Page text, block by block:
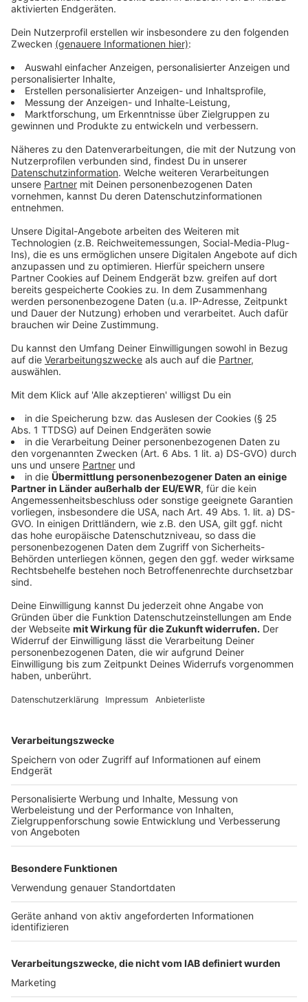
mit anderen teilen. Zu finden sind die Kanäle in der App
unter dem Reiter "Aktuelles". Die Beiträge werden
nach 30 Tagen gelöscht.
Anzeige
So findet ihr uns:
Anzeige
Im Bereich "Aktuelles" können WhatsApp-Nutzerinnen
und Nutzer Kanäle abonnieren. Radio Leverkusen ist
dort über die Kanal-Suche auffindbar. Um Push-
Mitteilungen zu erhalten, muss die Glocke oben rechts
aktiviert werden.
Oder abonniert uns direkt hier!
Anzeige
Fragen & Antworten
Anzeige
Was kostet mich der Service?
Der Service ist kostenlos, es fallen lediglich eure
üblichen Internetkosten an.
Wie kann ich antworten?
Im Channel kannst du auf unsere Antworten nur mit
Smiley reagieren, nicht schreiben. Du kannst uns aber
weiterhin über unsere WhatsApp-Nummer wie
gewohnt schreiben.
Was benötige ich, um die Nachrichten zu
Benötigt werden ein Smartphone mit Internetzugang
und die aktuellste Version des Messengers
"WhatsApp".
Was ist mit dem Datenschutz?
Du bist nicht für andere Follower sichtbar. Wir können
keine Nachricht schreibst. Je nach deinen persönlichen
Datenschutzeinstellungen in WhatsApp können wir
deinen Profilnamen und ggfs. dein Profilbild sehen. Du
musst allerdings die Datenschutzbedingungen von
WhatsApp akzeptieren, um den Service nutzen zu
können.
Anzeige